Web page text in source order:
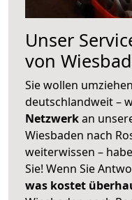
Unser
von
Sie wollen
deutschlandweit –
Netzwerkan
Wiesbaden nach
weiterwissen –
Sie! Wenn Sie
was kostet